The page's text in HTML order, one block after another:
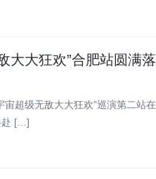
大大狂欢”合肥站圆满
宙超级无敌大大狂欢”巡演第二站
赴 […]